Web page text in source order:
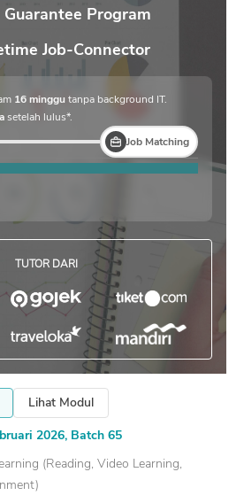
Guarantee Program
Job-Connector
16 minggutanpa background IT.
setelah lulus*.
Job Matching
TUTOR DARI
Lihat Modul
2026, Batch 65
(Reading, Video Learning,